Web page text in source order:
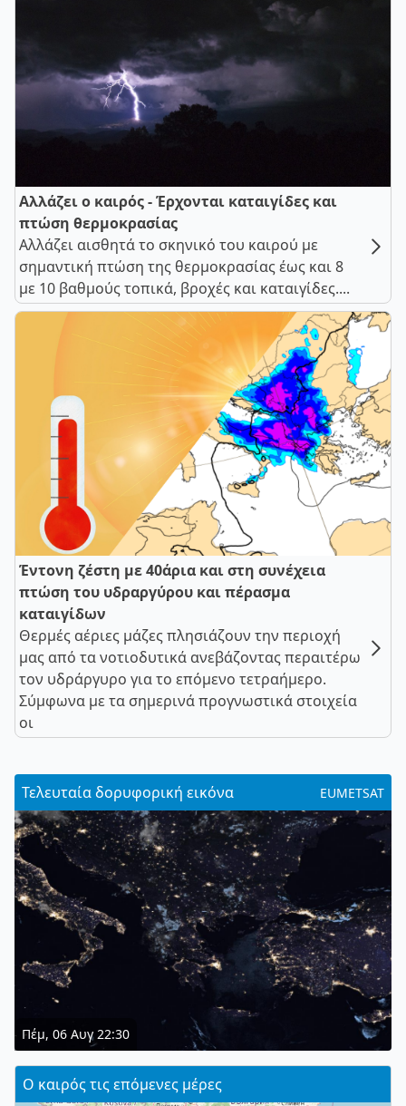
Αλλάζει ο καιρός - Έρχονται καταιγίδες και
πτώση θερμοκρασίας
Αλλάζει αισθητά το σκηνικό του καιρού με
σημαντική πτώση της θερμοκρασίας έως και 8
με 10 βαθμούς τοπικά, βροχές και καταιγίδες....
Έντονη ζέστη με 40άρια και στη συνέχεια
πτώση του υδραργύρου και πέρασμα
καταιγίδων
Θερμές αέριες μάζες πλησιάζουν την περιοχή
μας από τα νοτιοδυτικά ανεβάζοντας περαιτέρω
τον υδράργυρο για το επόμενο τετραήμερο.
Σύμφωνα με τα σημερινά προγνωστικά στοιχεία
οι
Τελευταία δορυφορική εικόνα EUMETSAT
Πέμ, 06 Αυγ 22:30
Ο καιρός τις επόμενες μέρες